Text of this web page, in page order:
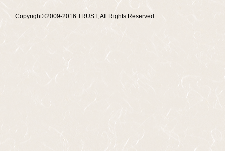
Copyright©2009-2016 TRUST, All Rights Reserved.